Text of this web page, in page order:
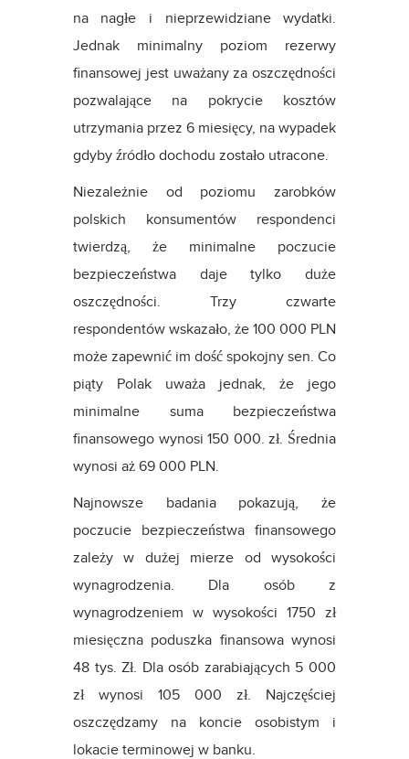
na nagłe i nieprzewidziane wydatki.
Jednak minimalny poziom rezerwy
finansowej jest uważany za oszczędności
pozwalające na pokrycie kosztów
utrzymania przez 6 miesięcy, na wypadek
gdyby źródło dochodu zostało utracone.
Niezależnie od poziomu zarobków
polskich konsumentów respondenci
twierdzą, że minimalne poczucie
bezpieczeństwa daje tylko duże
oszczędności. Trzy czwarte
respondentów wskazało, że 100 000 PLN
może zapewnić im dość spokojny sen. Co
piąty Polak uważa jednak, że jego
minimalne suma bezpieczeństwa
finansowego wynosi 150 000. zł. Średnia
wynosi aż 69 000 PLN.
Najnowsze badania pokazują, że
poczucie bezpieczeństwa finansowego
zależy w dużej mierze od wysokości
wynagrodzenia. Dla osób z
wynagrodzeniem w wysokości 1750 zł
miesięczna poduszka finansowa wynosi
48 tys. Zł. Dla osób zarabiających 5 000
zł wynosi 105 000 zł. Najczęściej
oszczędzamy na koncie osobistym i
lokacie terminowej w banku.